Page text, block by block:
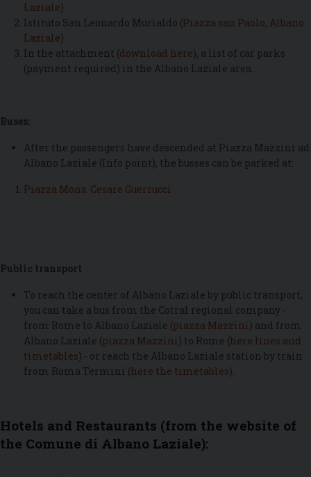
Laziale)
Istituto San Leonardo Murialdo (Piazza san Paolo, Albano
Laziale)
In the attachment (download here), a list of car parks
(payment required) in the Albano Laziale area.
Buses:
After the passengers have descended at Piazza Mazzini ad
Albano Laziale (Info point), the busses can be parked at:
Piazza Mons. Cesare Guerrucci
Public transport
To reach the center of Albano Laziale by public transport,
you can take a bus from the Cotral regional company -
from Rome to Albano Laziale (piazza Mazzini) and from
Albano Laziale (piazza Mazzini) to Rome (here lines and
timetables) - or reach the Albano Laziale station by train
from Roma Termini (here the timetables).
Hotels and Restaurants (from the website of
the Comune di Albano Laziale):